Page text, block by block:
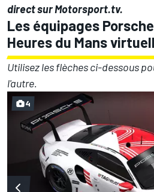
direct surMotorsport.tv.
Les équipages
Heures du Mans
Utilisez les flèches ci-dessous
l'autre.
4